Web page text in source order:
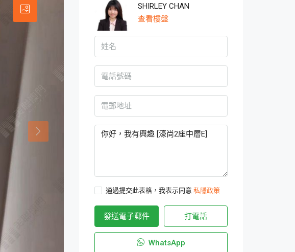
SHIRLEY CHAN
查看樓盤
通過提交此表格，我表示同意 私隱政策
發送電子郵件 打電話
WhatsApp